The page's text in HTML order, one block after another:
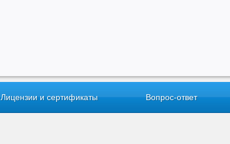
Лицензии и сертификаты Вопрос-ответ